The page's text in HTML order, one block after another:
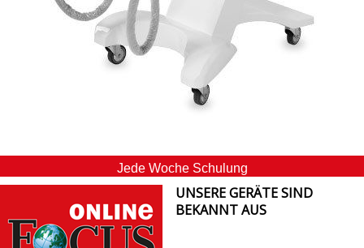
Jede Woche Schulung
UNSERE GERÄTE SIND
BEKANNT AUS